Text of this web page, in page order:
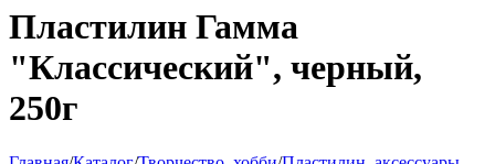
Пластилин Гамма
"Классический", черный,
250г